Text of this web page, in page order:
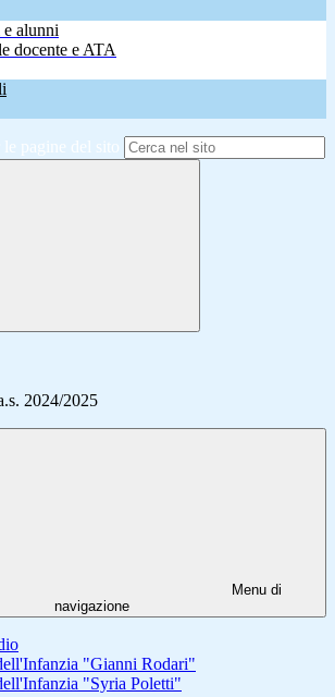
alunni
docente e ATA
pagine del sito
2024/2025
Menu di
navigazione
"Gianni Rodari"
"Syria Poletti"